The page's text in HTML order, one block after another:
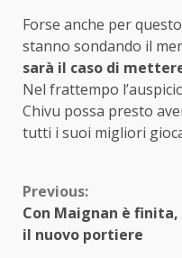
Forse anche per
stanno sondando il
sarà il caso di
Nel frattempo
Chivu possa presto
tutti i suoi migliori
Continue
Reading
Previous:
Con Maignan è
il nuovo portiere